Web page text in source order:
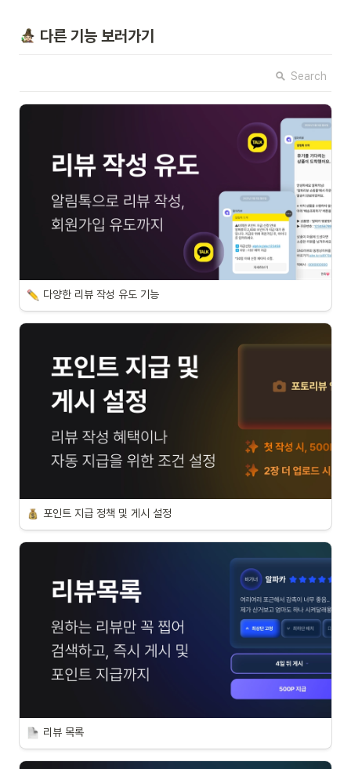
다른 기능 보러가기
Search
다양한 리뷰 작성 유도 기능
포인트 지급 정책 및 게시 설정
리뷰 목록